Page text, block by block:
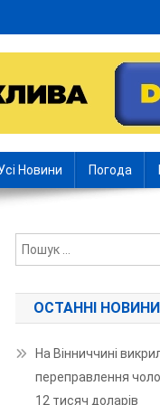
Новини Погода
ОСТАННІ НОВИНИ
На Вінниччині
переправлення
12 тисяч доларів